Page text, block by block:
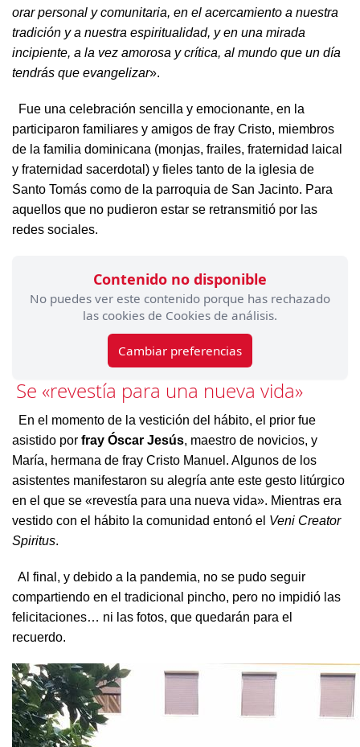
orar personal y comunitaria, en el acercamiento a nuestra
tradición y a nuestra espiritualidad, y en una mirada
incipiente, a la vez amorosa y crítica, al mundo que un día
tendrás que evangelizar».
Fue una celebración sencilla y emocionante, en la
participaron familiares y amigos de fray Cristo, miembros
de la familia dominicana (monjas, frailes, fraternidad laical
y fraternidad sacerdotal) y fieles tanto de la iglesia de
Santo Tomás como de la parroquia de San Jacinto. Para
aquellos que no pudieron estar se retransmitió por las
redes sociales.
Contenido no disponible
No puedes ver este contenido porque has rechazado
las cookies de Cookies de análisis.
Cambiar preferencias
Se «revestía para una nueva vida»
En el momento de la vestición del hábito, el prior fue
asistido por fray Óscar Jesús, maestro de novicios, y
María, hermana de fray Cristo Manuel. Algunos de los
asistentes manifestaron su alegría ante este gesto litúrgico
en el que se «revestía para una nueva vida». Mientras era
vestido con el hábito la comunidad entonó el Veni Creator
Spiritus.
Al final, y debido a la pandemia, no se pudo seguir
compartiendo en el tradicional pincho, pero no impidió las
felicitaciones… ni las fotos, que quedarán para el
recuerdo.